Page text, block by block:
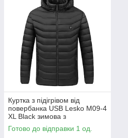
Куртка з підігрівом від
повербанка USB Lesko M09-4
XL Black зимова з
капюшоном 4 зони
підігрівання для туризму
Готово до відправки 1 од.